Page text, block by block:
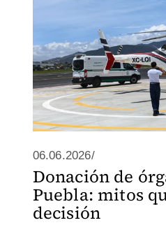
06.06.2026/
Donación de
Puebla: mitos
decisión